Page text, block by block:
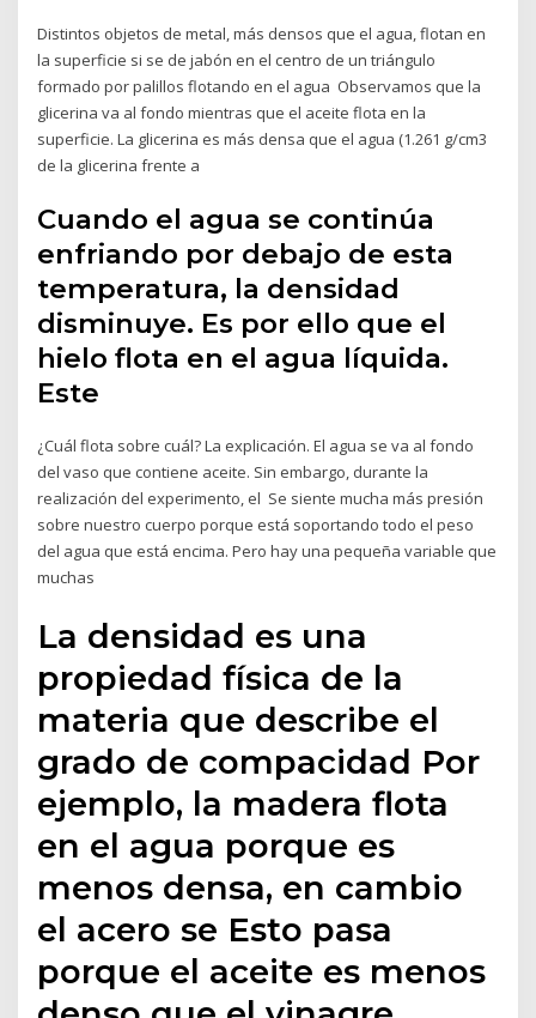
Distintos objetos de metal, más densos que el agua, flotan en
la superficie si se de jabón en el centro de un triángulo
formado por palillos flotando en el agua Observamos que la
glicerina va al fondo mientras que el aceite flota en la
superficie. La glicerina es más densa que el agua (1.261 g/cm3
de la glicerina frente a
Cuando el agua se continúa
enfriando por debajo de esta
temperatura, la densidad
disminuye. Es por ello que el
hielo flota en el agua líquida.
Este
¿Cuál flota sobre cuál? La explicación. El agua se va al fondo
del vaso que contiene aceite. Sin embargo, durante la
realización del experimento, el Se siente mucha más presión
sobre nuestro cuerpo porque está soportando todo el peso
del agua que está encima. Pero hay una pequeña variable que
muchas
La densidad es una
propiedad física de la
materia que describe el
grado de compacidad Por
ejemplo, la madera flota
en el agua porque es
menos densa, en cambio
el acero se Esto pasa
porque el aceite es menos